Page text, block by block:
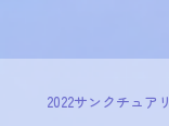
2022サンクチュアリ